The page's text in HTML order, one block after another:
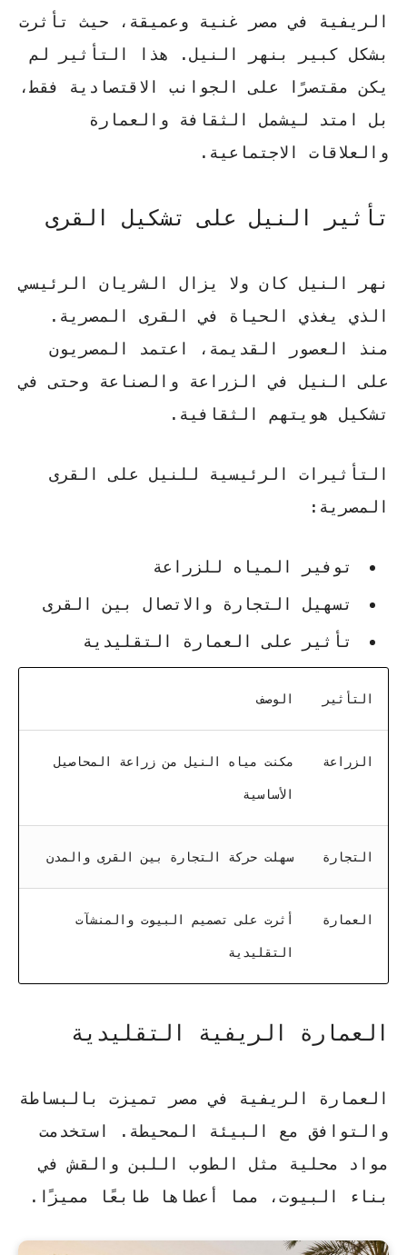
الريفية في مصر غنية وعميقة، حيث تأثرت
بشكل كبير بنهر النيل. هذا التأثير لم
يكن مقتصرًا على الجوانب الاقتصادية فقط،
بل امتد ليشمل الثقافة والعمارة
والعلاقات الاجتماعية.
تأثير النيل على تشكيل القرى
نهر النيل كان ولا يزال الشريان الرئيسي
الذي يغذي الحياة في القرى المصرية.
منذ العصور القديمة، اعتمد المصريون
على النيل في الزراعة والصناعة وحتى في
تشكيل هويتهم الثقافية.
التأثيرات الرئيسية للنيل على القرى
المصرية:
توفير المياه للزراعة
تسهيل التجارة والاتصال بين القرى
تأثير على العمارة التقليدية
التأثير الوصف
الزراعة مكنت مياه النيل من زراعة المحاصيل
الأساسية
التجارة سهلت حركة التجارة بين القرى والمدن
العمارة أثرت على تصميم البيوت والمنشآت
التقليدية
العمارة الريفية التقليدية
العمارة الريفية في مصر تميزت بالبساطة
والتوافق مع البيئة المحيطة. استخدمت
مواد محلية مثل الطوب اللبن والقش في
بناء البيوت، مما أعطاها طابعًا مميزًا.